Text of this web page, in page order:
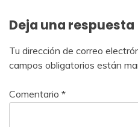
Deja una respuesta
Tu dirección de correo
campos obligatorios están
Comentario *